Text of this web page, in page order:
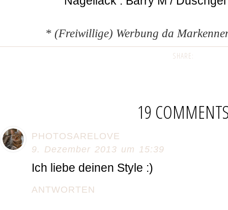
* (Freiwillige) Werbung da
SHARE:
19
PHOTOSARELOVE
9. Dezember 2013 um 15:39
Ich liebe deinen Style :)
ANTWORTEN